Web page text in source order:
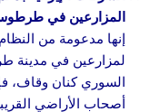
المزارعين في
إنها مدعومة من
لمزارعين في
السوري كنان وقاف،
أصحاب الأراضي